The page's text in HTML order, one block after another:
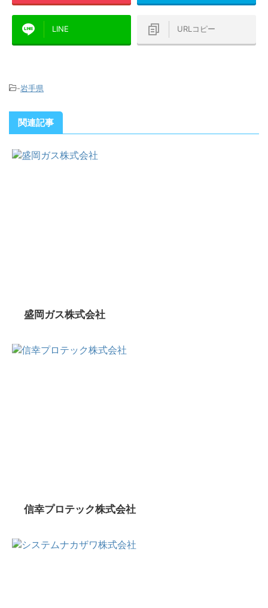
LINE URLコピー
-岩手県
関連記事
盛岡ガス株式会社
信幸プロテック株式会社